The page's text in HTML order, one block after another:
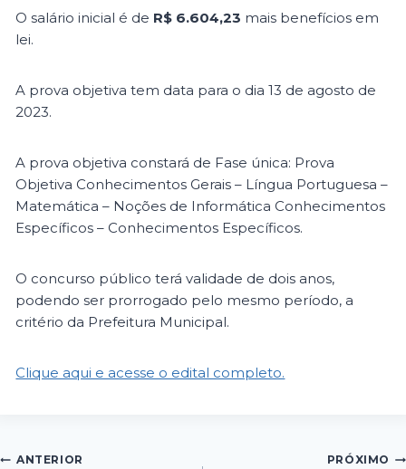
O salário inicial é de R$ 6.604,23 mais benefícios em
lei.
A prova objetiva tem data para o dia 13 de agosto de
2023.
A prova objetiva constará de Fase única: Prova
Objetiva Conhecimentos Gerais – Língua Portuguesa –
Matemática – Noções de Informática Conhecimentos
Específicos – Conhecimentos Específicos.
O concurso público terá validade de dois anos,
podendo ser prorrogado pelo mesmo período, a
critério da Prefeitura Municipal.
Clique aqui e acesse o edital completo.
ANTERIOR PRÓXIMO